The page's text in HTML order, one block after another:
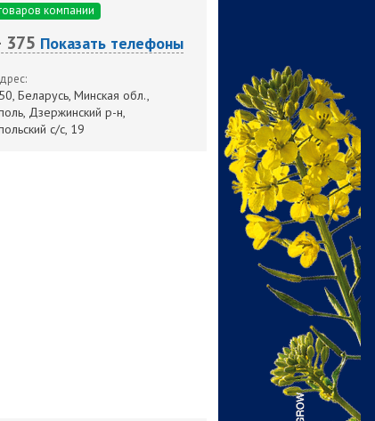
компании
375 Показать телефоны
Беларусь, Минская обл.,
Дзержинский р-н,
с/с, 19